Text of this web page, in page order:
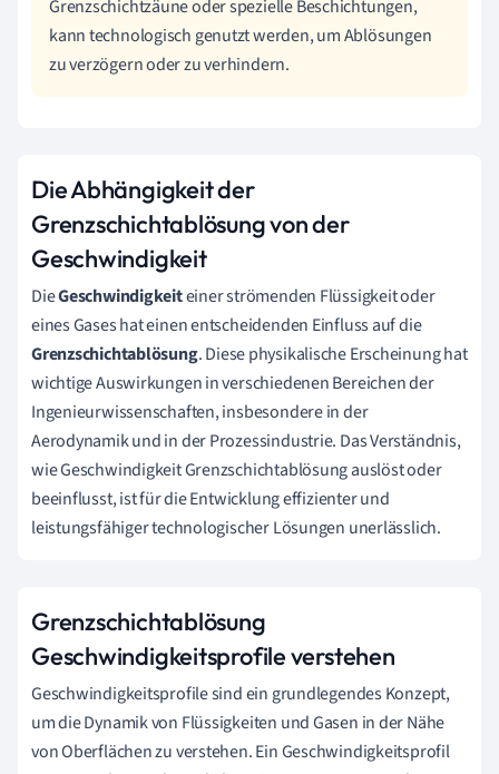
Grenzschichtzäune oder spezielle Beschichtungen,
kann technologisch genutzt werden, um Ablösungen
zu verzögern oder zu verhindern.
Die Abhängigkeit der
Grenzschichtablösung von der
Geschwindigkeit
DieGeschwindigkeiteiner strömenden Flüssigkeit oder
eines Gases hat einen entscheidenden Einfluss auf die
Grenzschichtablösung. Diese physikalische Erscheinung hat
wichtige Auswirkungen in verschiedenen Bereichen der
Ingenieurwissenschaften, insbesondere in der
Aerodynamik und in der Prozessindustrie. Das Verständnis,
wie Geschwindigkeit Grenzschichtablösung auslöst oder
beeinflusst, ist für die Entwicklung effizienter und
leistungsfähiger technologischer Lösungen unerlässlich.
Grenzschichtablösung
Geschwindigkeitsprofile verstehen
Geschwindigkeitsprofile sind ein grundlegendes Konzept,
um die Dynamik von Flüssigkeiten und Gasen in der Nähe
von Oberflächen zu verstehen. Ein Geschwindigkeitsprofil